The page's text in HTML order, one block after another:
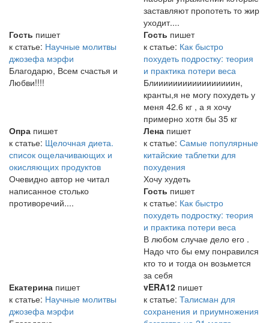
заставляют пропотеть то жир
уходит....
Гость пишет
к статье: Научные молитвы
джозефа мэрфи
Благодарю, Всем счастья и
Любви!!!!
Гость пишет
к статье: Как быстро
похудеть подростку: теория
и практика потери веса
Блииииииииииииииииин,
кранты,я не могу похудеть у
меня 42.6 кг , а я хочу
примерно хотя бы 35 кг
Опра пишет
к статье: Щелочная диета.
список ощелачивающих и
окисляющих продуктов
Очевидно автор не читал
написанное столько
противоречий....
Лена пишет
к статье: Самые популярные
китайские таблетки для
похудения
Хочу худеть
Гость пишет
к статье: Как быстро
похудеть подростку: теория
и практика потери веса
В любом случае дело его .
Надо что бы ему понравился
кто то и тогда он возьмется
за себя
Екатерина пишет
к статье: Научные молитвы
джозефа мэрфи
vERA12 пишет
к статье: Талисман для
сохранения и приумножения